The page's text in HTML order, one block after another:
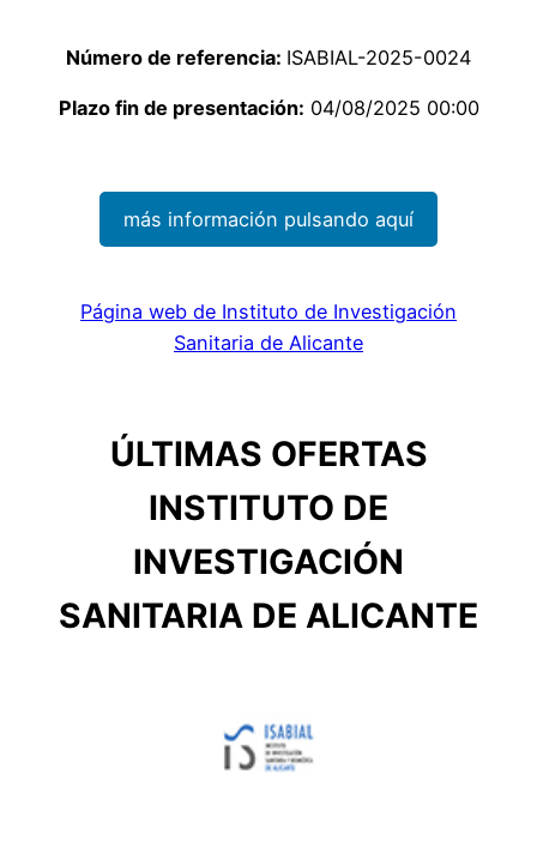
Número de referencia: ISABIAL-2025-0024
Plazo fin de presentación: 04/08/2025 00:00
más información pulsando aquí
Página web de Instituto de Investigación
Sanitaria de Alicante
ÚLTIMAS OFERTAS
INSTITUTO DE
INVESTIGACIÓN
SANITARIA DE ALICANTE